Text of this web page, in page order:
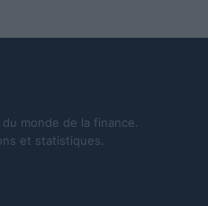
monde de la finance.
et statistiques.